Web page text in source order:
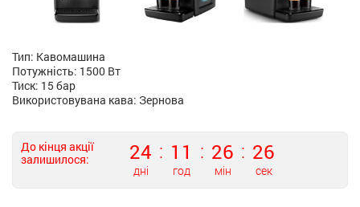
Тип: Кавомашина
Потужність: 1500 Вт
Тиск: 15 бар
Використовувана кава: Зернова
До кінця акції
залишилося:
24
дні
11
год
26
мін
25
сек